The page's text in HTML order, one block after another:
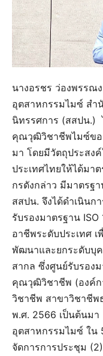
นางอรชร ว่องพรรณ
อุตสาหกรรมไมซ์ สำ
นิทรรศการ (สสปน.)
คุณวุฒิวิชาชีพไมซ์ขอ
มา โดยมีวัตถุประสง
ประเทศไทยให้ได้มา
กรดังกล่าว มีมาตรฐ
สสปน. จึงได้ดำเนินก
รับรองมาตรฐาน
อาชีพระดับประเทศ
พัฒนาและยกระดับบุ
สากล ซึ่งศูนย์รับรอง
คุณวุฒิวิชาชีพ (องค์ก
วิชาชีพ สาขาวิชาชีพ
พ.ศ. 2566 เป็นต้นม
อุตสาหกรรมไมซ์ ใน
จัดการการประชุม